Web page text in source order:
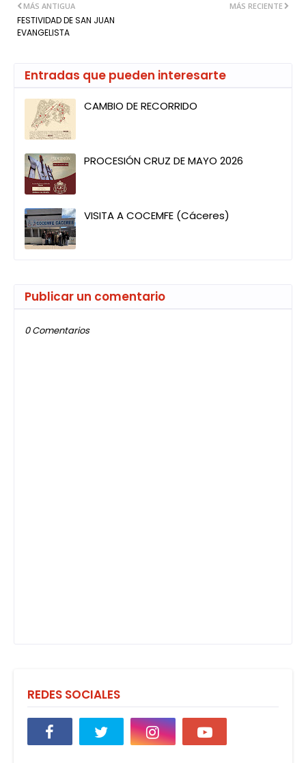
MÁS RECIENTE
MÁS ANTIGUA
FESTIVIDAD DE SAN JUAN
EVANGELISTA
Entradas que pueden interesarte
CAMBIO DE RECORRIDO
PROCESIÓN CRUZ DE MAYO 2026
VISITA A COCEMFE (Cáceres)
Publicar un comentario
0 Comentarios
REDES SOCIALES